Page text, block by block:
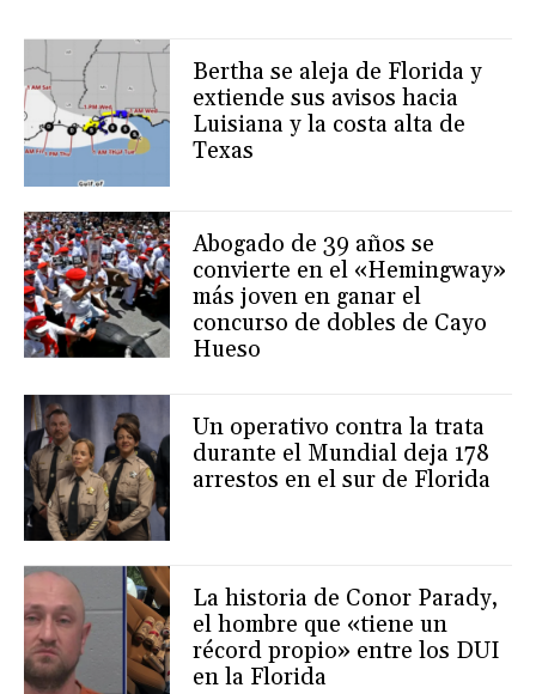
Bertha se aleja de Florida y
extiende sus avisos hacia
Luisiana y la costa alta de
Texas
Abogado de 39 años se
convierte en el «Hemingway»
más joven en ganar el
concurso de dobles de Cayo
Hueso
Un operativo contra la trata
durante el Mundial deja 178
arrestos en el sur de Florida
La historia de Conor Parady,
el hombre que «tiene un
récord propio» entre los DUI
en la Florida